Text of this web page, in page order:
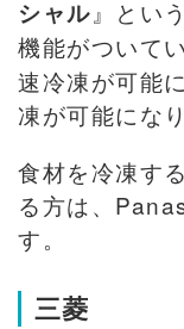
シャル』とい
機能がついて
速冷凍が可能
凍が可能にな
食材を冷凍す
る方は、
す。
三菱